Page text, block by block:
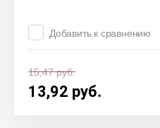
Добавить к сравнению
15,47руб.
13,92 руб.